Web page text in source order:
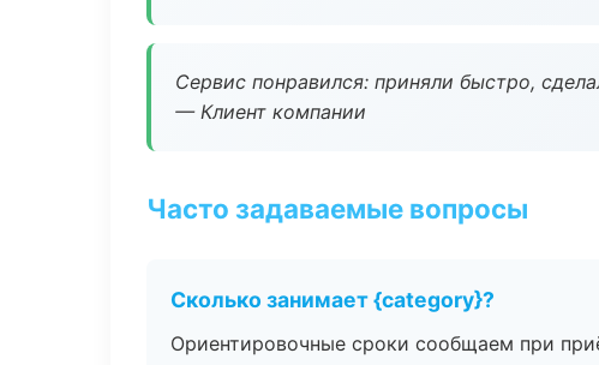
Сервис понравился: приняли быстро,
— Клиент компании
Часто задаваемые вопросы
Сколько занимает {category}?
Ориентировочные сроки сообщаем при